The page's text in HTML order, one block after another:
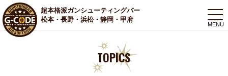
超本格派ガンシューティングバー
松本・長野・浜松・静岡・甲府
TOPICS